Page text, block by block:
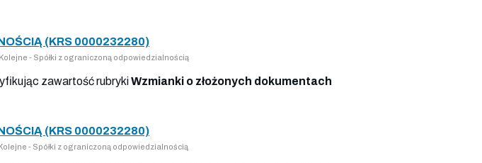
(KRS 0000232280)
- Spółki z ograniczoną odpowiedzialnością
zawartość rubrykiWzmianki o złożonych dokumentach
(KRS 0000232280)
- Spółki z ograniczoną odpowiedzialnością